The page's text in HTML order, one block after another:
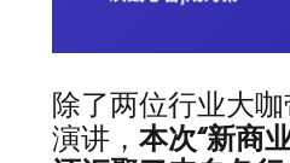
除了两位行业大
演讲， 本次“新商